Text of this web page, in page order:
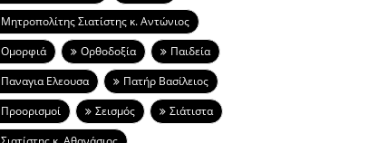
Μητροπολίτης Σιατίστης κ. Αντώνιος
Ομορφιά
Ορθοδοξία
Παιδεία
Παναγια Ελεουσα
Πατήρ Βασίλειος
Προορισμοί
Σεισμός
Σιάτιστα